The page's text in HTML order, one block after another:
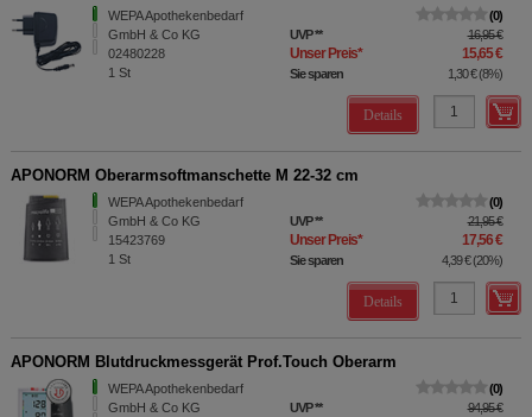
WEPA Apothekenbedarf
GmbH & Co KG
02480228
1 St
0
UVP** 16,95 €
Unser Preis* 15,65 €
Sie sparen 1,30 €(8%)
Details
APONORM Oberarmsoftmanschette M 22-32 cm
WEPA Apothekenbedarf
GmbH & Co KG
15423769
1 St
0
UVP** 21,95 €
Unser Preis* 17,56 €
Sie sparen 4,39 €(20%)
Details
APONORM Blutdruckmessgerät Prof.Touch Oberarm
WEPA Apothekenbedarf
GmbH & Co KG
0
UVP** 94,95 €